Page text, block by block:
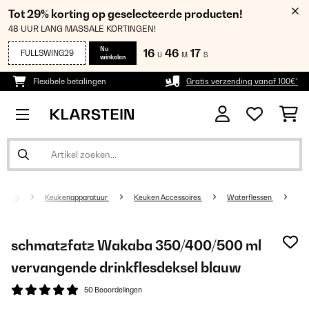
Tot 29% korting op geselecteerde producten!
48 UUR LANG MASSALE KORTINGEN!
FULLSWING29
Nu
winkelen
16 U 46 M 16 S
Flexibele betalingen Gratis verzending vanaf 100€*
Keukenapparatuur Keuken Accessoires Waterflessen
schmatzfatz Wakaba 350/400/500 ml
vervangende drinkflesdeksel blauw
50 Beoordelingen